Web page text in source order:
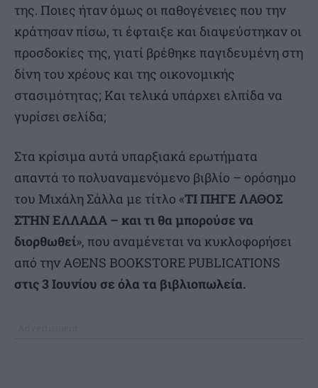
της. Ποιες ήταν όμως οι παθογένειες που την
κράτησαν πίσω, τι έφταιξε και διαψεύστηκαν οι
προσδοκίες της, γιατί βρέθηκε παγιδευμένη στη
δίνη του χρέους και της οικονομικής
στασιμότητας; Και τελικά υπάρχει ελπίδα να
γυρίσει σελίδα;
Στα κρίσιμα αυτά υπαρξιακά ερωτήματα
απαντά το πολυαναμενόμενο βιβλίο – ορόσημο
του Μιχάλη Σάλλα με τίτλο «ΤΙ ΠΗΓΕ ΛΑΘΟΣ
ΣΤΗΝ ΕΛΛΑΔΑ – και τι θα μπορούσε να
διορθωθεί», που αναμένεται να κυκλοφορήσει
από την AΘΕNS BOOKSTORE PUBLICATIONS
στις 3 Ιουνίου σε όλα τα βιβλιοπωλεία.